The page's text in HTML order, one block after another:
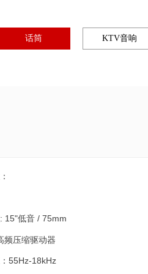
话筒 KTV音响
15"低音 / 75mm
频压缩驱动器
55Hz-18kHz